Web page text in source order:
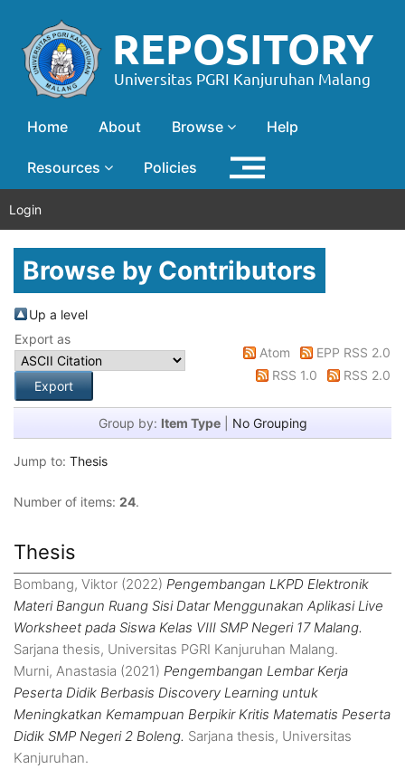
Home About Browse Help
Resources Policies
Login
Browse by Contributors
Up a level
Export as
Atom
EPP RSS 2.0
RSS 1.0
RSS 2.0
Group by: Item Type| No Grouping
Jump to: Thesis
Number of items: 24.
Thesis
Bombang, Viktor (2022) Pengembangan LKPD Elektronik
Materi Bangun Ruang Sisi Datar Menggunakan Aplikasi Live
Worksheet pada Siswa Kelas VIII SMP Negeri 17 Malang.
Sarjana thesis, Universitas PGRI Kanjuruhan Malang.
Murni, Anastasia (2021) Pengembangan Lembar Kerja
Peserta Didik Berbasis Discovery Learning untuk
Meningkatkan Kemampuan Berpikir Kritis Matematis Peserta
Didik SMP Negeri 2 Boleng. Sarjana thesis, Universitas
Kanjuruhan.